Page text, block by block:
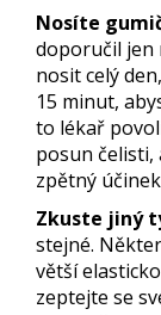
Nosíte
doporučil jen
nosit celý
15 minut,
to lékař
posun
zpětný
Zkuste jiný
stejné.
větší
zeptejte se